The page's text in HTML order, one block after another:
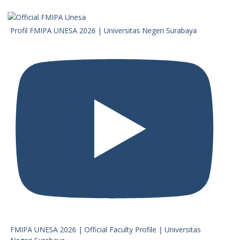
Profil FMIPA UNESA 2026 | Universitas Negeri Surabaya
FMIPA UNESA 2026 | Official Faculty Profile | Universitas